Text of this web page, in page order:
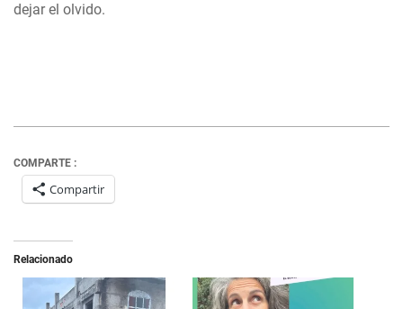
dejar el olvido.
COMPARTE :
Compartir
Relacionado